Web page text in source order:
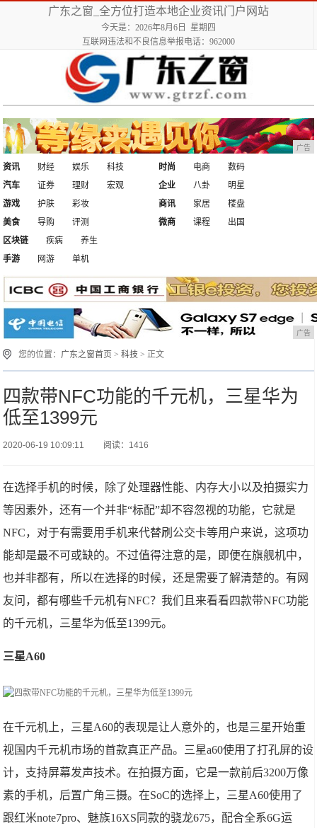
广东之窗_全方位打造本地企业资讯门户网站
今天是：2026年8月6日 星期四
互联网违法和不良信息举报电话：962000
广告
资讯 财经 娱乐
科技
汽车
证券 理财 宏观
时尚 电商
数码
企业
八卦
明星
游戏
护肤
彩妆
美食
导购 评测
商讯 家居
楼盘
微商
课程
出国
区块链
疾病
养生
手游
网游 单机
广告
您的位置： 广东之窗首页 >科技 > 正文
四款带NFC功能的千元机，三星华为
低至1399元
2020-06-19 10:09:11 阅读：1416
​在选择手机的时候，除了处理器性能、内存大小以及拍摄实力
等因素外，还有一个并非“标配”却不容忽视的功能，它就是
NFC，对于有需要用手机来代替刷公交卡等用户来说，这项功
能却是最不可或缺的。不过值得注意的是，即便在旗舰机中，
也并非都有，所以在选择的时候，还是需要了解清楚的。有网
友问，都有哪些千元机有NFC？我们且来看看四款带NFC功能
的千元机，三星华为低至1399元。
三星A60
在千元机上，三星A60的表现是让人意外的，也是三星开始重
视国内千元机市场的首款真正产品。三星a60使用了打孔屏的设
计，支持屏幕发声技术。在拍摄方面，它是一款前后3200万像
素的手机，后置广角三摄。在SoC的选择上，三星A60使用了
跟红米note7pro、魅族16XS同款的骁龙675，配合全系6G运